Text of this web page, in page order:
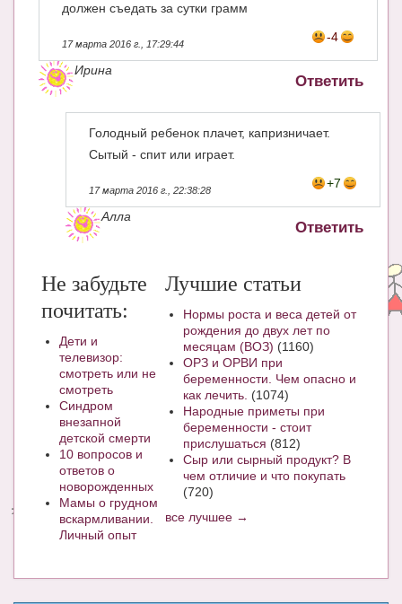
должен съедать за сутки грамм
-4
17 марта 2016 г., 17:29:44
Ответить
Ирина
Голодный ребенок плачет, капризничает.
Сытый - спит или играет.
+7
17 марта 2016 г., 22:38:28
Ответить
Алла
Не забудьте
почитать:
Дети и
телевизор:
смотреть или не
смотреть
Синдром
внезапной
детской смерти
10 вопросов и
ответов о
новорожденных
Мамы о грудном
вскармливании.
Личный опыт
Лучшие статьи
Нормы роста и веса детей от
рождения до двух лет по
месяцам (ВОЗ) (1160)
ОРЗ и ОРВИ при
беременности. Чем опасно и
как лечить. (1074)
Народные приметы при
беременности - стоит
прислушаться (812)
Сыр или сырный продукт? В
чем отличие и что покупать
(720)
все лучшее →